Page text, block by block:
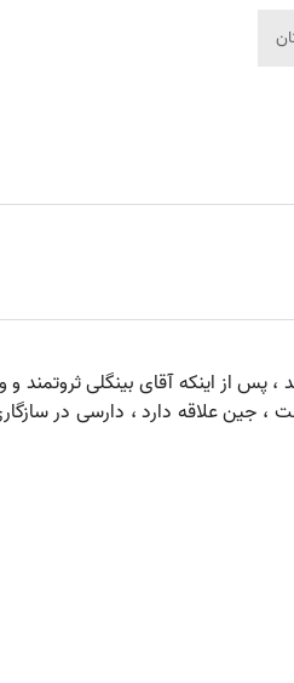
پس از اینکه آقای بینگلی ثروتمند و
، جین علاقه دارد ، دارسی در